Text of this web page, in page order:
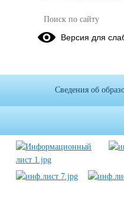
Версия для
Сведения об